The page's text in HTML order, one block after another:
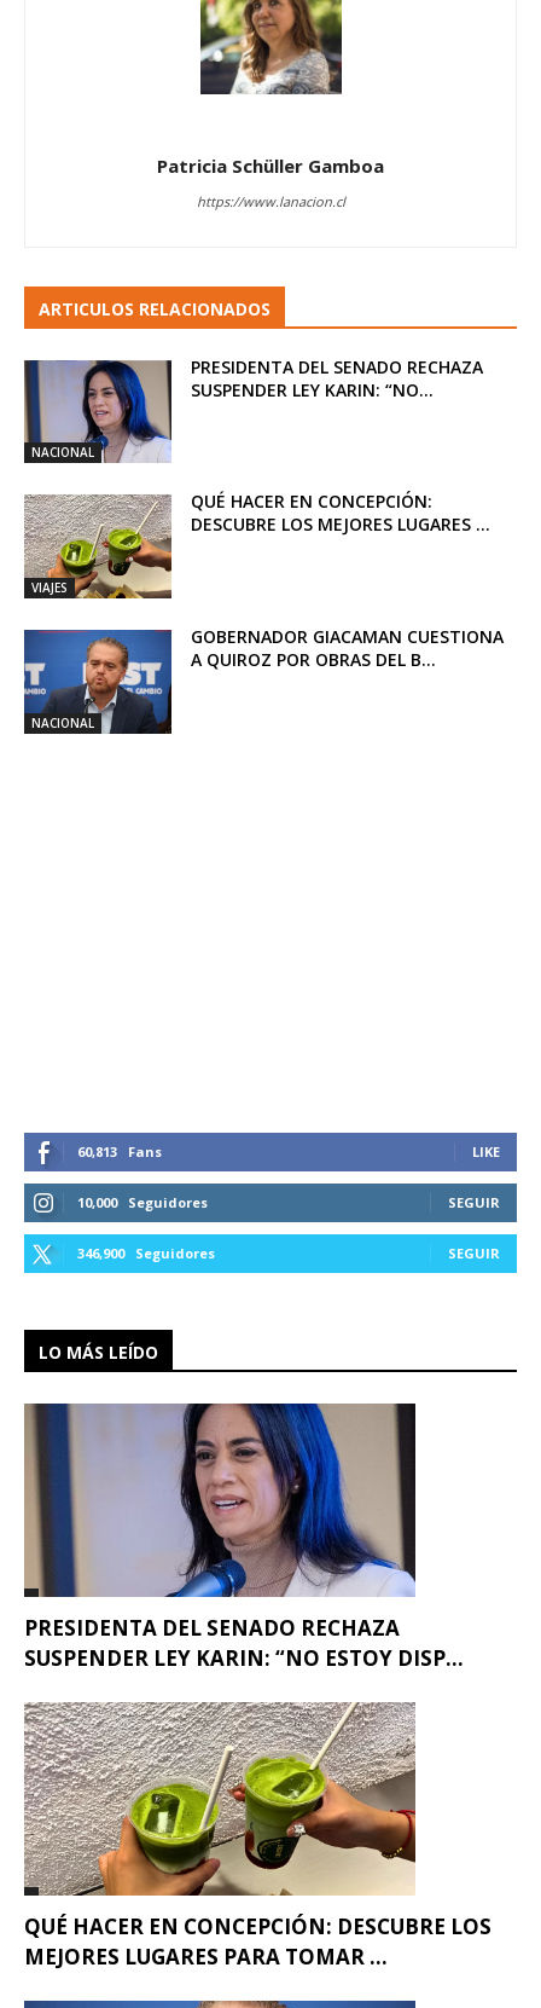
Patricia Schüller Gamboa
https://www.lanacion.cl
ARTICULOS RELACIONADOS
NACIONAL
PRESIDENTA DEL SENADO RECHAZA
SUSPENDER LEY KARIN: “NO...
VIAJES
QUÉ HACER EN CONCEPCIÓN:
DESCUBRE LOS MEJORES LUGARES ...
NACIONAL
GOBERNADOR GIACAMAN CUESTIONA
A QUIROZ POR OBRAS DEL B...
60,813 Fans LIKE
10,000 Seguidores SEGUIR
346,900 Seguidores SEGUIR
LO MÁS LEÍDO
PRESIDENTA DEL SENADO RECHAZA
SUSPENDER LEY KARIN: “NO ESTOY DISP...
QUÉ HACER EN CONCEPCIÓN: DESCUBRE LOS
MEJORES LUGARES PARA TOMAR ...